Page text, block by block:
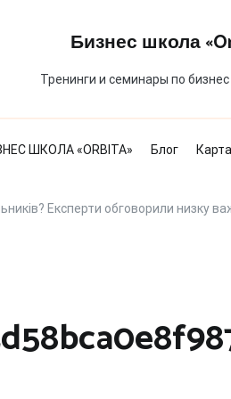
Бизнес школа
Тренинги и семинары по
ШКОЛА «ORBITA» Блог
Експерти обговорили низку